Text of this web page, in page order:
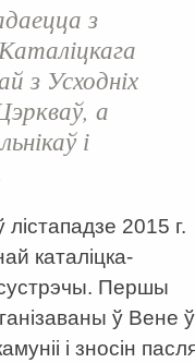
з
з Усходніх
а
і
2015 г.
каталіцка-
Першы
ў Вене ў
і зносін